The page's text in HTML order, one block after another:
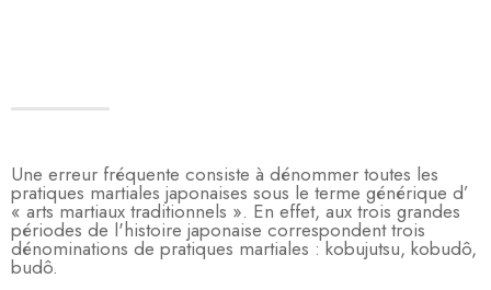
Une erreur fréquente consiste à dénommer toutes les
pratiques martiales japonaises sous le terme générique d’
« arts martiaux traditionnels ». En effet, aux trois grandes
périodes de l'histoire japonaise correspondent trois
dénominations de pratiques martiales : kobujutsu, kobudô,
budô.